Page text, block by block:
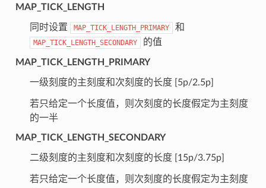
MAP_TICK_LENGTH
同时设置 MAP_TICK_LENGTH_PRIMARY 和
MAP_TICK_LENGTH_SECONDARY 的值
MAP_TICK_LENGTH_PRIMARY
一级刻度的主刻度和次刻度的长度 [5p/2.5p]
若只给定一个长度值，则次刻度的长度假定为主刻度
的一半
MAP_TICK_LENGTH_SECONDARY
二级刻度的主刻度和次刻度的长度 [15p/3.75p]
若只给定一个长度值，则次刻度的长度假定为主刻度